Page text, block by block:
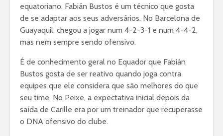
equatoriano, Fabián Bustos é um técnico que gosta
de se adaptar aos seus adversários. No Barcelona de
Guayaquil, chegou a jogar num 4-2-3-1 e num 4-4-2,
mas nem sempre sendo ofensivo.
É de conhecimento geral no Equador que Fabián
Bustos gosta de ser reativo quando joga contra
equipes que ele considera que são melhores do que
seu time. No Peixe, a expectativa inicial depois da
saída de Carille era por um treinador que recuperasse
o DNA ofensivo do clube.